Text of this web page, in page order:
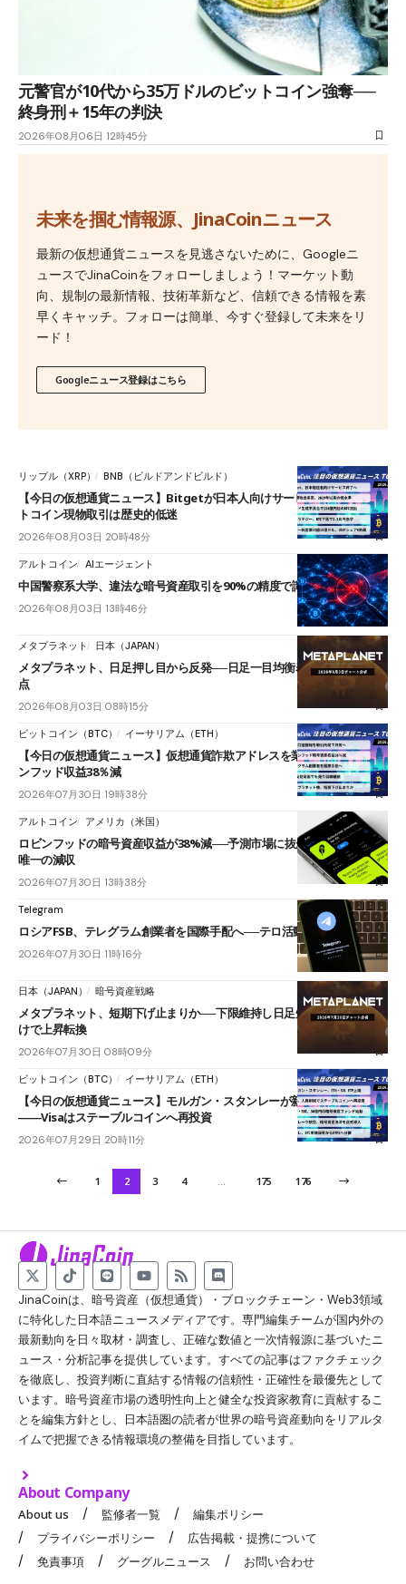
元警官が10代から35万ドルのビットコイン強奪──
終身刑＋15年の判決
2026年08月06日 12時45分
未来を掴む情報源、JinaCoinニュース
最新の仮想通貨ニュースを見逃さないために、Googleニ
ュースでJinaCoinをフォローしましょう！マーケット動
向、規制の最新情報、技術革新など、信頼できる情報を素
早くキャッチ。フォローは簡単、今すぐ登録して未来をリ
ード！
Googleニュース登録はこちら
リップル（XRP） BNB（ビルドアンドビルド）
【今日の仮想通貨ニュース】Bitgetが日本人向けサービス終了へ｜ビッ
トコイン現物取引は歴史的低迷
2026年08月03日 20時48分
アルトコイン AIエージェント
中国警察系大学、違法な暗号資産取引を90%の精度で識別するAIを開発
2026年08月03日 13時46分
メタプラネット 日本（JAPAN）
メタプラネット、日足押し目から反発──日足一目均衡表雲下端が次の焦
点
2026年08月03日 08時15分
ビットコイン（BTC） イーサリアム（ETH）
【今日の仮想通貨ニュース】仮想通貨詐欺アドレスを業界共有へ｜ロビ
ンフッド収益38％減
2026年07月30日 19時38分
アルトコイン アメリカ（米国）
ロビンフッドの暗号資産収益が38%減──予測市場に抜かれ主要4項目で
唯一の減収
2026年07月30日 13時38分
Telegram
ロシアFSB、テレグラム創業者を国際手配へ──テロ活動協力の容疑
2026年07月30日 11時16分
日本（JAPAN） 暗号資産戦略
メタプラネット、短期下げ止まりか──下限維持し日足短期HMAを上抜
けで上昇転換
2026年07月30日 08時09分
ビットコイン（BTC） イーサリアム（ETH）
【今日の仮想通貨ニュース】モルガン・スタンレーが新ETP上場
――Visaはステーブルコインへ再投資
2026年07月29日 20時11分
1 2 3 4 175 176
JinaCoinは、暗号資産（仮想通貨）・ブロックチェーン・Web3領域
に特化した日本語ニュースメディアです。専門編集チームが国内外の
最新動向を日々取材・調査し、正確な数値と一次情報源に基づいたニ
ュース・分析記事を提供しています。すべての記事はファクチェック
を徹底し、投資判断に直結する情報の信頼性・正確性を最優先として
います。暗号資産市場の透明性向上と健全な投資家教育に貢献するこ
とを編集方針とし、日本語圏の読者が世界の暗号資産動向をリアルタ
イムで把握できる情報環境の整備を目指しています。
About Company
About us 監修者一覧
編集ポリシー
プライバシーポリシー
広告掲載・提携について
免責事項
グーグルニュース お問い合わせ